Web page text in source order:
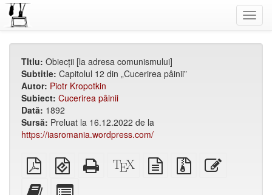
TItlu: Obiecții [la adresa comunismului]
Subtitle: Capitolul 12 din „Cucerirea pâinii”
Autor: Piotr Kropotkin
Subiect: Cucerirea pâinii
Dată: 1892
Sursă: Preluat la 16.12.2022 de la
https://iasromania.wordpress.com/
PDF
simplu
EPUB
(pentru
HTML
XeLaTeX
source
plain
text
Fișiere
din
Adăugați